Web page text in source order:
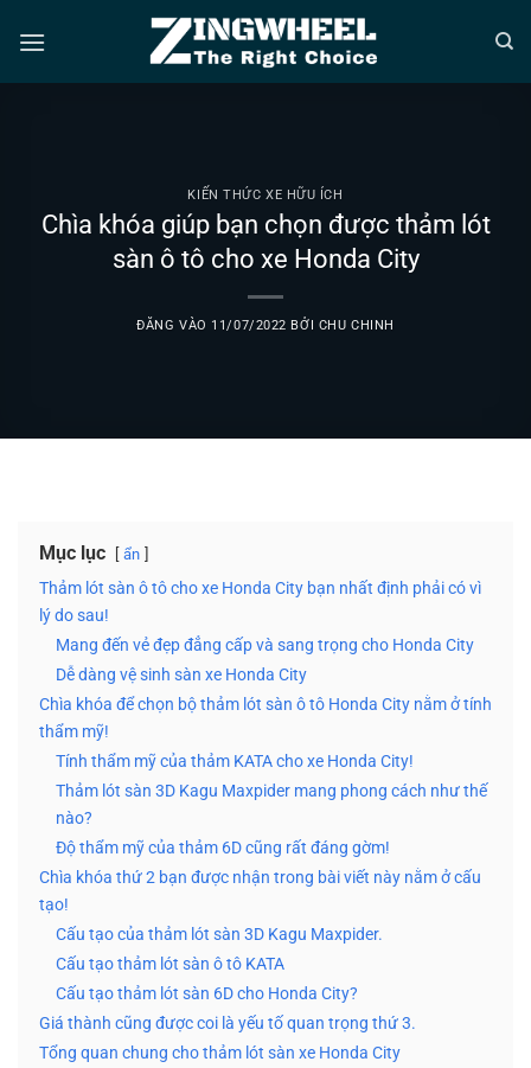
qua
KIẾN THỨC XE HỮU ÍCH
Chìa khóa giúp bạn chọn được thảm lót
sàn ô tô cho xe Honda City
ĐĂNG VÀO 11/07/2022 BỞI CHU CHINH
Mục lục ẩn
Thảm lót sàn ô tô cho xe Honda City bạn nhất định phải có vì
lý do sau!
Mang đến vẻ đẹp đẳng cấp và sang trọng cho Honda City
Dễ dàng vệ sinh sàn xe Honda City
Chìa khóa để chọn bộ thảm lót sàn ô tô Honda City nằm ở tính
thẩm mỹ!
Tính thẩm mỹ của thảm KATA cho xe Honda City!
Thảm lót sàn 3D Kagu Maxpider mang phong cách như thế
nào?
Độ thẩm mỹ của thảm 6D cũng rất đáng gờm!
Chìa khóa thứ 2 bạn được nhận trong bài viết này nằm ở cấu
tạo!
Cấu tạo của thảm lót sàn 3D Kagu Maxpider.
Cấu tạo thảm lót sàn ô tô KATA
Cấu tạo thảm lót sàn 6D cho Honda City?
Giá thành cũng được coi là yếu tố quan trọng thứ 3.
Tổng quan chung cho thảm lót sàn xe Honda City